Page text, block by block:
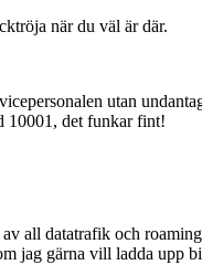
när du väl är där.
utan
10001, det funkar fint!
all datatrafik och
jag gärna vill ladda upp